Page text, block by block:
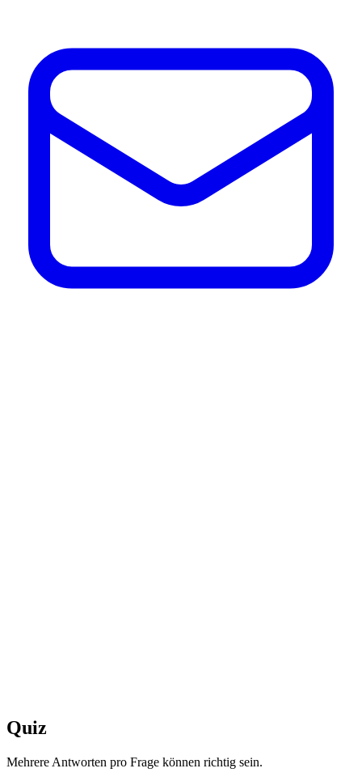
Quiz
Mehrere Antworten pro Frage können richtig sein.